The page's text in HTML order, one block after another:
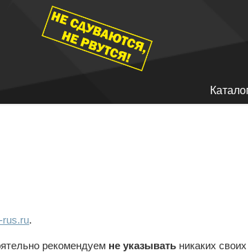
rus.ru.
рекомендуем не указывать никаких